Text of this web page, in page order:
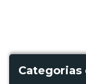
Categorias